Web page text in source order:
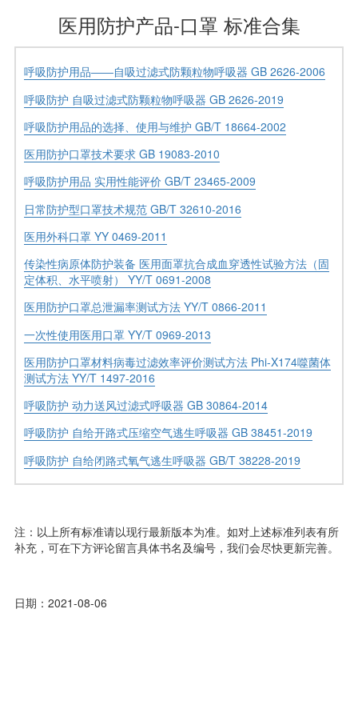
医用防护产品-口罩 标准合集
呼吸防护用品――自吸过滤式防颗粒物呼吸器 GB 2626-2006
呼吸防护 自吸过滤式防颗粒物呼吸器 GB 2626-2019
呼吸防护用品的选择、使用与维护 GB/T 18664-2002
医用防护口罩技术要求 GB 19083-2010
呼吸防护用品 实用性能评价 GB/T 23465-2009
日常防护型口罩技术规范 GB/T 32610-2016
医用外科口罩 YY 0469-2011
传染性病原体防护装备 医用面罩抗合成血穿透性试验方法（固
定体积、水平喷射） YY/T 0691-2008
医用防护口罩总泄漏率测试方法 YY/T 0866-2011
一次性使用医用口罩 YY/T 0969-2013
医用防护口罩材料病毒过滤效率评价测试方法 Phi-X174噬菌体
测试方法 YY/T 1497-2016
呼吸防护 动力送风过滤式呼吸器 GB 30864-2014
呼吸防护 自给开路式压缩空气逃生呼吸器 GB 38451-2019
呼吸防护 自给闭路式氧气逃生呼吸器 GB/T 38228-2019
注：以上所有标准请以现行最新版本为准。如对上述标准列表有所
补充，可在下方评论留言具体书名及编号，我们会尽快更新完善。
日期：2021-08-06